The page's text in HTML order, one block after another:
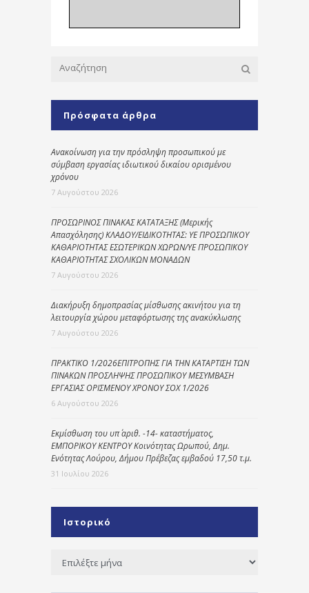
Πρόσφατα άρθρα
Ανακοίνωση για την πρόσληψη προσωπικού με
σύμβαση εργασίας ιδιωτικού δικαίου ορισμένου
χρόνου
7 Αυγούστου 2026
ΠΡΟΣΩΡΙΝΟΣ ΠΙΝΑΚΑΣ ΚΑΤΑΤΑΞΗΣ (Μερικής
Απασχόλησης) ΚΛΑΔΟΥ/ΕΙΔΙΚΟΤΗΤΑΣ: ΥΕ ΠΡΟΣΩΠΙΚΟΥ
ΚΑΘΑΡΙΟΤΗΤΑΣ ΕΣΩΤΕΡΙΚΩΝ ΧΩΡΩΝ/ΥΕ ΠΡΟΣΩΠΙΚΟΥ
ΚΑΘΑΡΙΟΤΗΤΑΣ ΣΧΟΛΙΚΩΝ ΜΟΝΑΔΩΝ
7 Αυγούστου 2026
Διακήρυξη δημοπρασίας μίσθωσης ακινήτου για τη
λειτουργία χώρου μεταφόρτωσης της ανακύκλωσης
7 Αυγούστου 2026
ΠΡΑΚΤΙΚΟ 1/2026ΕΠΙΤΡΟΠΗΣ ΓΙΑ ΤΗΝ ΚΑΤΑΡΤΙΣΗ ΤΩΝ
ΠΙΝΑΚΩΝ ΠΡΟΣΛΗΨΗΣ ΠΡΟΣΩΠΙΚΟΥ ΜΕΣΥΜΒΑΣΗ
ΕΡΓΑΣΙΑΣ ΟΡΙΣΜΕΝΟΥ ΧΡΟΝΟΥ ΣΟΧ 1/2026
6 Αυγούστου 2026
Εκμίσθωση του υπ΄ αριθ. -14- καταστήματος,
ΕΜΠΟΡΙΚΟΥ ΚΕΝΤΡΟΥ Κοινότητας Ωρωπού, Δημ.
Ενότητας Λούρου, Δήμου Πρέβεζας εμβαδού 17,50 τ.μ.
31 Ιουλίου 2026
Ιστορικό
Ιστορικό